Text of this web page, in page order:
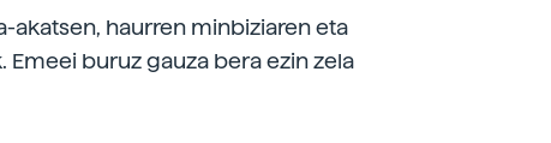
akatsen, haurren minbiziaren eta
Emeei buruz gauza bera ezin zela